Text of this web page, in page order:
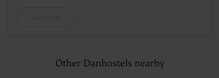
Other Danhostels nearby